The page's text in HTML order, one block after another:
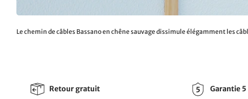
Le chemin de câbles Bassano en chêne sauvage dissimule élégamment les
Retour gratuit Garantie 5